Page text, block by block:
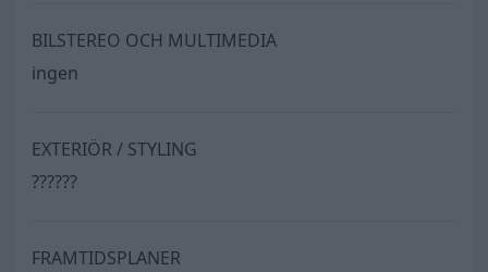
BILSTEREO OCH MULTIMEDIA
ingen
EXTERIÖR / STYLING
??????
FRAMTIDSPLANER